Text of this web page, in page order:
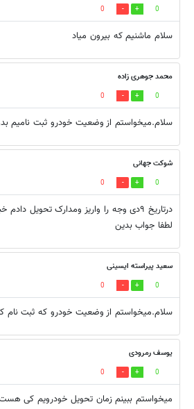
0
0
سلام ماشنیم که بیرون میاد
محمد جوهری زاده
0
0
سلام.میخواستم از وضعیت خودرو ثبت
شوکت جهانی
0
0
درتاریخ ۹دی وجه را واریز ومدارک تحویل
لطفا جواب بدین
سعید پیراسته ایسینی
0
0
سلام.میخواستم از وضعیت خودرو که ثبت نام
یوسف رمرودی
0
0
میخواستم ببینم زمان تحویل خودرویم کی